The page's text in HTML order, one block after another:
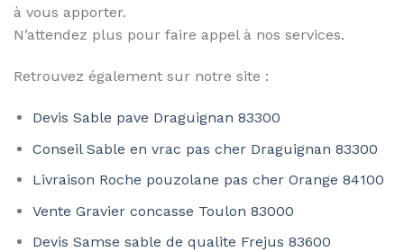
à vous apporter.
N’attendez plus pour faire appel à nos services.
Retrouvez également sur notre site :
Devis Sable pave Draguignan 83300
Conseil Sable en vrac pas cher Draguignan 83300
Livraison Roche pouzolane pas cher Orange 84100
Vente Gravier concasse Toulon 83000
Devis Samse sable de qualite Frejus 83600